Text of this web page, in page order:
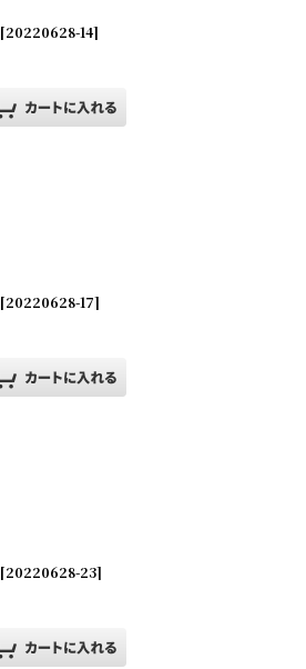
[20220628-14]
[20220628-17]
[20220628-23]